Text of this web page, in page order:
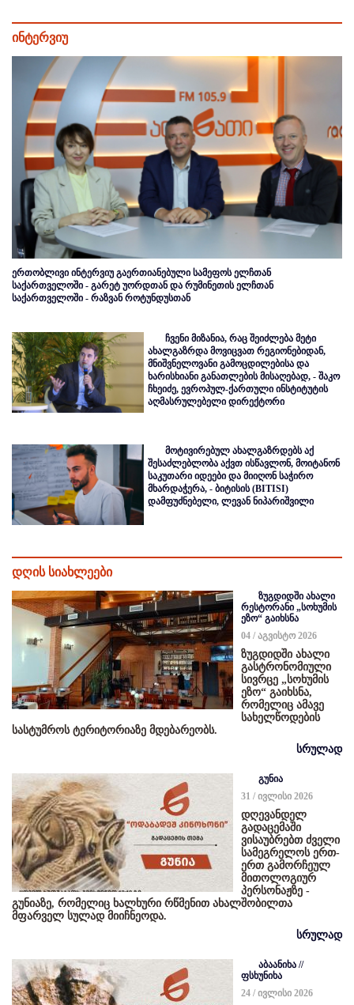
ინტერვიუ
ერთობლივი ინტერვიუ გაერთიანებული სამეფოს ელჩთან
საქართველოში - გარეტ უორდთან და რუმინეთის ელჩთან
საქართველოში - რაზვან როტუნდუსთან
ჩვენი მიზანია, რაც შეიძლება მეტი
ახალგაზრდა მოვიცვათ რეგიონებიდან,
მნიშვნელოვანი გამოცდილებისა და
ხარისხიანი განათლების მისაღებად, - შაკო
ჩხეიძე, ევროპულ-ქართული ინსტიტუტის
აღმასრულებელი დირექტორი
მოტივირებულ ახალგაზრდებს აქ
შესაძლებლობა აქვთ ისწავლონ, მოიტანონ
საკუთარი იდეები და მიიღონ საჭირო
მხარდაჭერა, - ბიტისის (BITISI)
დამფუძნებელი, ლევან ნიპარიშვილი
დღის სიახლეები
ზუგდიდში ახალი
რესტორანი „სოხუმის
ეზო“ გაიხსნა
04 / აგვისტო 2026
ზუგდიდში ახალი
გასტრონომიული
სივრცე „სოხუმის
ეზო“ გაიხსნა,
რომელიც ამავე
სახელწოდების
სასტუმროს ტერიტორიაზე მდებარეობს.
სრულად
გუნია
31 / ივლისი 2026
დღევანდელ
გადაცემაში
ვისაუბრებთ ძველი
სამეგრელოს ერთ-
ერთ გამორჩეულ
მითოლოგიურ
პერსონაჟზე -
გუნიაზე, რომელიც ხალხური რწმენით ახალშობილთა
მფარველ სულად მიიჩნეოდა.
სრულად
აბაანიხა //
ფსხუნიხა
24 / ივლისი 2026